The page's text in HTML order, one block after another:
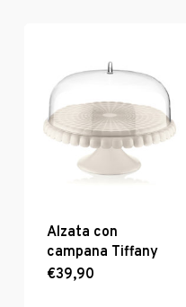
Alzata con
campana Tiffany
€39,90